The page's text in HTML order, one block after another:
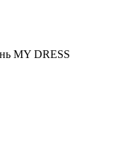
MY DRESS